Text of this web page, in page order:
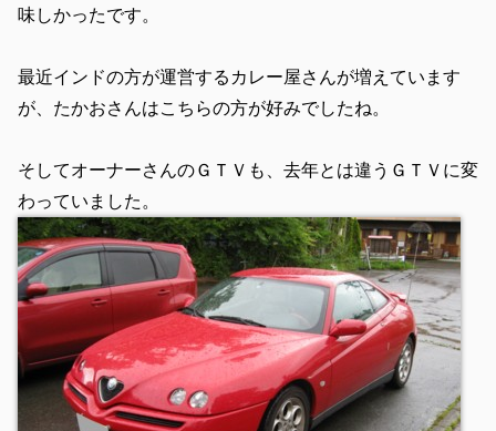
味しかったです。
最近インドの方が運営するカレー屋さんが増えています
が、たかおさんはこちらの方が好みでしたね。
そしてオーナーさんのＧＴＶも、去年とは違うＧＴＶに変
わっていました。